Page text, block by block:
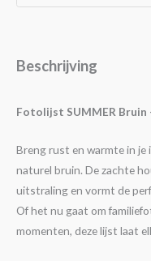
Beschrijving
Fotolijst SUMMER
Breng rust en warmte in je
naturel bruin. De zachte
uitstraling en vormt de
Of het nu gaat om
momenten, deze lijst laat